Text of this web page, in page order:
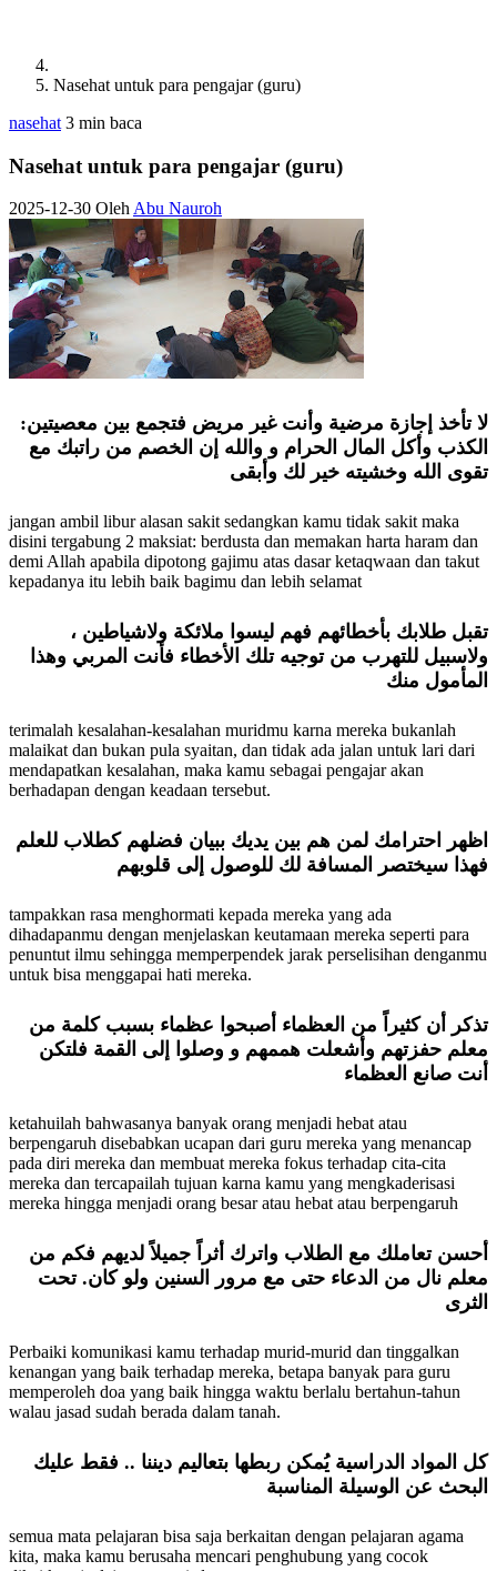
Nasehat untuk para pengajar (guru)
nasehat 3 min baca
Nasehat untuk para pengajar (guru)
2025-12-30 OlehAbu Nauroh
لا تأخذ إجازة مرضية وأنت غير مريض فتجمع بين معصيتين:
الكذب وأكل المال الحرام و والله إن الخصم من راتبك مع
تقوى الله وخشيته خير لك وأبقى
jangan ambil libur alasan sakit sedangkan kamu tidak sakit maka
disini tergabung 2 maksiat: berdusta dan memakan harta haram dan
demi Allah apabila dipotong gajimu atas dasar ketaqwaan dan takut
kepadanya itu lebih baik bagimu dan lebih selamat
تقبل طلابك بأخطائهم فهم ليسوا ملائكة ولاشياطين ،
ولاسبيل للتهرب من توجيه تلك الأخطاء فأنت المربي وهذا
المأمول منك
terimalah kesalahan-kesalahan muridmu karna mereka bukanlah
malaikat dan bukan pula syaitan, dan tidak ada jalan untuk lari dari
mendapatkan kesalahan, maka kamu sebagai pengajar akan
berhadapan dengan keadaan tersebut.
اظهر احترامك لمن هم بين يديك ببيان فضلهم كطلاب للعلم
فهذا سيختصر المسافة لك للوصول إلى قلوبهم
tampakkan rasa menghormati kepada mereka yang ada
dihadapanmu dengan menjelaskan keutamaan mereka seperti para
penuntut ilmu sehingga memperpendek jarak perselisihan denganmu
untuk bisa menggapai hati mereka.
تذكر أن كثيراً من العظماء أصبحوا عظماء بسبب كلمة من
معلم حفزتهم وأشعلت هممهم و وصلوا إلى القمة فلتكن
أنت صانع العظماء
ketahuilah bahwasanya banyak orang menjadi hebat atau
berpengaruh disebabkan ucapan dari guru mereka yang menancap
pada diri mereka dan membuat mereka fokus terhadap cita-cita
mereka dan tercapailah tujuan karna kamu yang mengkaderisasi
mereka hingga menjadi orang besar atau hebat atau berpengaruh
أحسن تعاملك مع الطلاب واترك أثراً جميلاً لديهم فكم من
معلم نال من الدعاء حتى مع مرور السنين ولو كان. تحت
الثرى
Perbaiki komunikasi kamu terhadap murid-murid dan tinggalkan
kenangan yang baik terhadap mereka, betapa banyak para guru
memperoleh doa yang baik hingga waktu berlalu bertahun-tahun
walau jasad sudah berada dalam tanah.
كل المواد الدراسية يُمكن ربطها بتعاليم ديننا .. فقط عليك
البحث عن الوسيلة المناسبة
semua mata pelajaran bisa saja berkaitan dengan pelajaran agama
kita, maka kamu berusaha mencari penghubung yang cocok